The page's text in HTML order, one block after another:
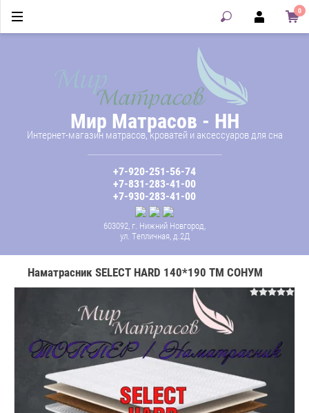
0
Мир Матрасов - НН
Интернет-магазин матрасов, кроватей и аксессуаров для сна
+7-920-251-56-74
+7-831-283-41-00
+7-930-283-41-00
603092, г. Нижний Новгород,
ул. Тепличная, д.2Д
Наматрасник SELECT HARD 140*190 ТМ СОНУМ